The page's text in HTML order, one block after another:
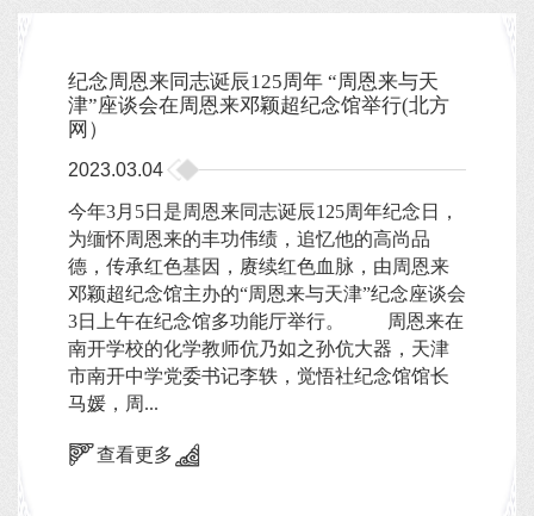
纪念周恩来同志诞辰125周年 “周恩来与天
津”座谈会在周恩来邓颖超纪念馆举行(北方
网）
2023.03.04
今年3月5日是周恩来同志诞辰125周年纪念日，
为缅怀周恩来的丰功伟绩，追忆他的高尚品
德，传承红色基因，赓续红色血脉，由周恩来
邓颖超纪念馆主办的“周恩来与天津”纪念座谈会
3日上午在纪念馆多功能厅举行。 周恩来在
南开学校的化学教师伉乃如之孙伉大器，天津
市南开中学党委书记李轶，觉悟社纪念馆馆长
马媛，周...
查看更多